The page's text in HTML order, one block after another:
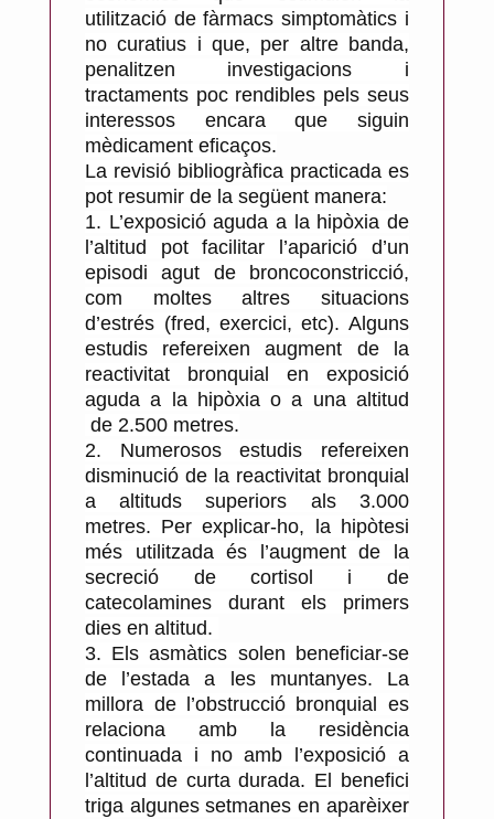
utilització de fàrmacs simptomàtics i
no curatius i que, per altre banda,
penalitzen investigacions i
tractaments poc rendibles pels seus
interessos encara que siguin
mèdicament eficaços.
La revisió bibliogràfica practicada es
pot resumir de la següent manera:
1. L’exposició aguda a la hipòxia de
l’altitud pot facilitar l’aparició d’un
episodi agut de broncoconstricció,
com moltes altres situacions
d’estrés (fred, exercici, etc). Alguns
estudis refereixen augment de la
reactivitat bronquial en exposició
aguda a la hipòxia o a una altitud
de 2.500 metres.
2.
Numerosos estudis refereixen
disminució de la reactivitat bronquial
a altituds superiors als 3.000
metres. Per explicar-ho, la hipòtesi
més utilitzada és l’augment de la
secreció de cortisol i de
catecolamines durant els primers
dies en altitud.
3. Els asmàtics solen beneficiar-se
de l’estada a les muntanyes. La
millora de l’obstrucció bronquial es
relaciona amb la residència
continuada i no amb l’exposició a
l’altitud de curta durada. El benefici
triga algunes setmanes en aparèixer